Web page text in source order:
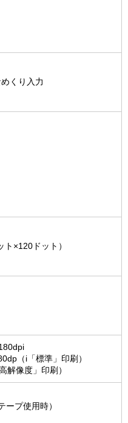
くり入力
×120ドット）
（i「標準」印刷）
解像度」印刷）
ープ使用時）